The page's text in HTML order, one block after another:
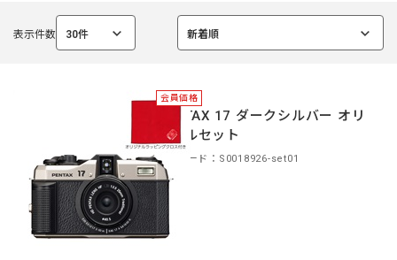
く
表示件数 30件
選
新着順
選
会員価格
PENTAX 17 ダークシルバー オリ
ジナルセット
商品コード：S0018926-set01